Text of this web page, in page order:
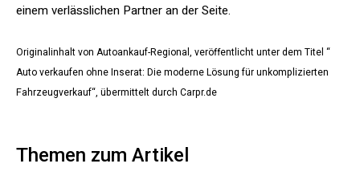
einem verlässlichen Partner an der Seite.
Originalinhalt von Autoankauf-Regional, veröffentlicht unter dem Titel “
Auto verkaufen ohne Inserat: Die moderne Lösung für unkomplizierten
Fahrzeugverkauf“, übermittelt durch Carpr.de
Themen zum Artikel